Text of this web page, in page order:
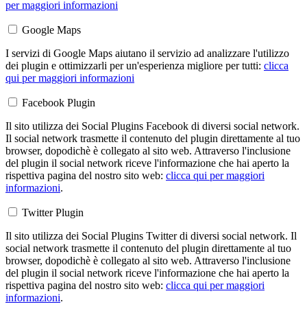
per maggiori informazioni
Google Maps
I servizi di Google Maps aiutano il servizio ad analizzare l'utilizzo
dei plugin e ottimizzarli per un'esperienza migliore per tutti: clicca
qui per maggiori informazioni
Facebook Plugin
Il sito utilizza dei Social Plugins Facebook di diversi social network.
Il social network trasmette il contenuto del plugin direttamente al tuo
browser, dopodichè è collegato al sito web. Attraverso l'inclusione
del plugin il social network riceve l'informazione che hai aperto la
rispettiva pagina del nostro sito web: clicca qui per maggiori
informazioni.
Twitter Plugin
Il sito utilizza dei Social Plugins Twitter di diversi social network. Il
social network trasmette il contenuto del plugin direttamente al tuo
browser, dopodichè è collegato al sito web. Attraverso l'inclusione
del plugin il social network riceve l'informazione che hai aperto la
rispettiva pagina del nostro sito web: clicca qui per maggiori
informazioni.